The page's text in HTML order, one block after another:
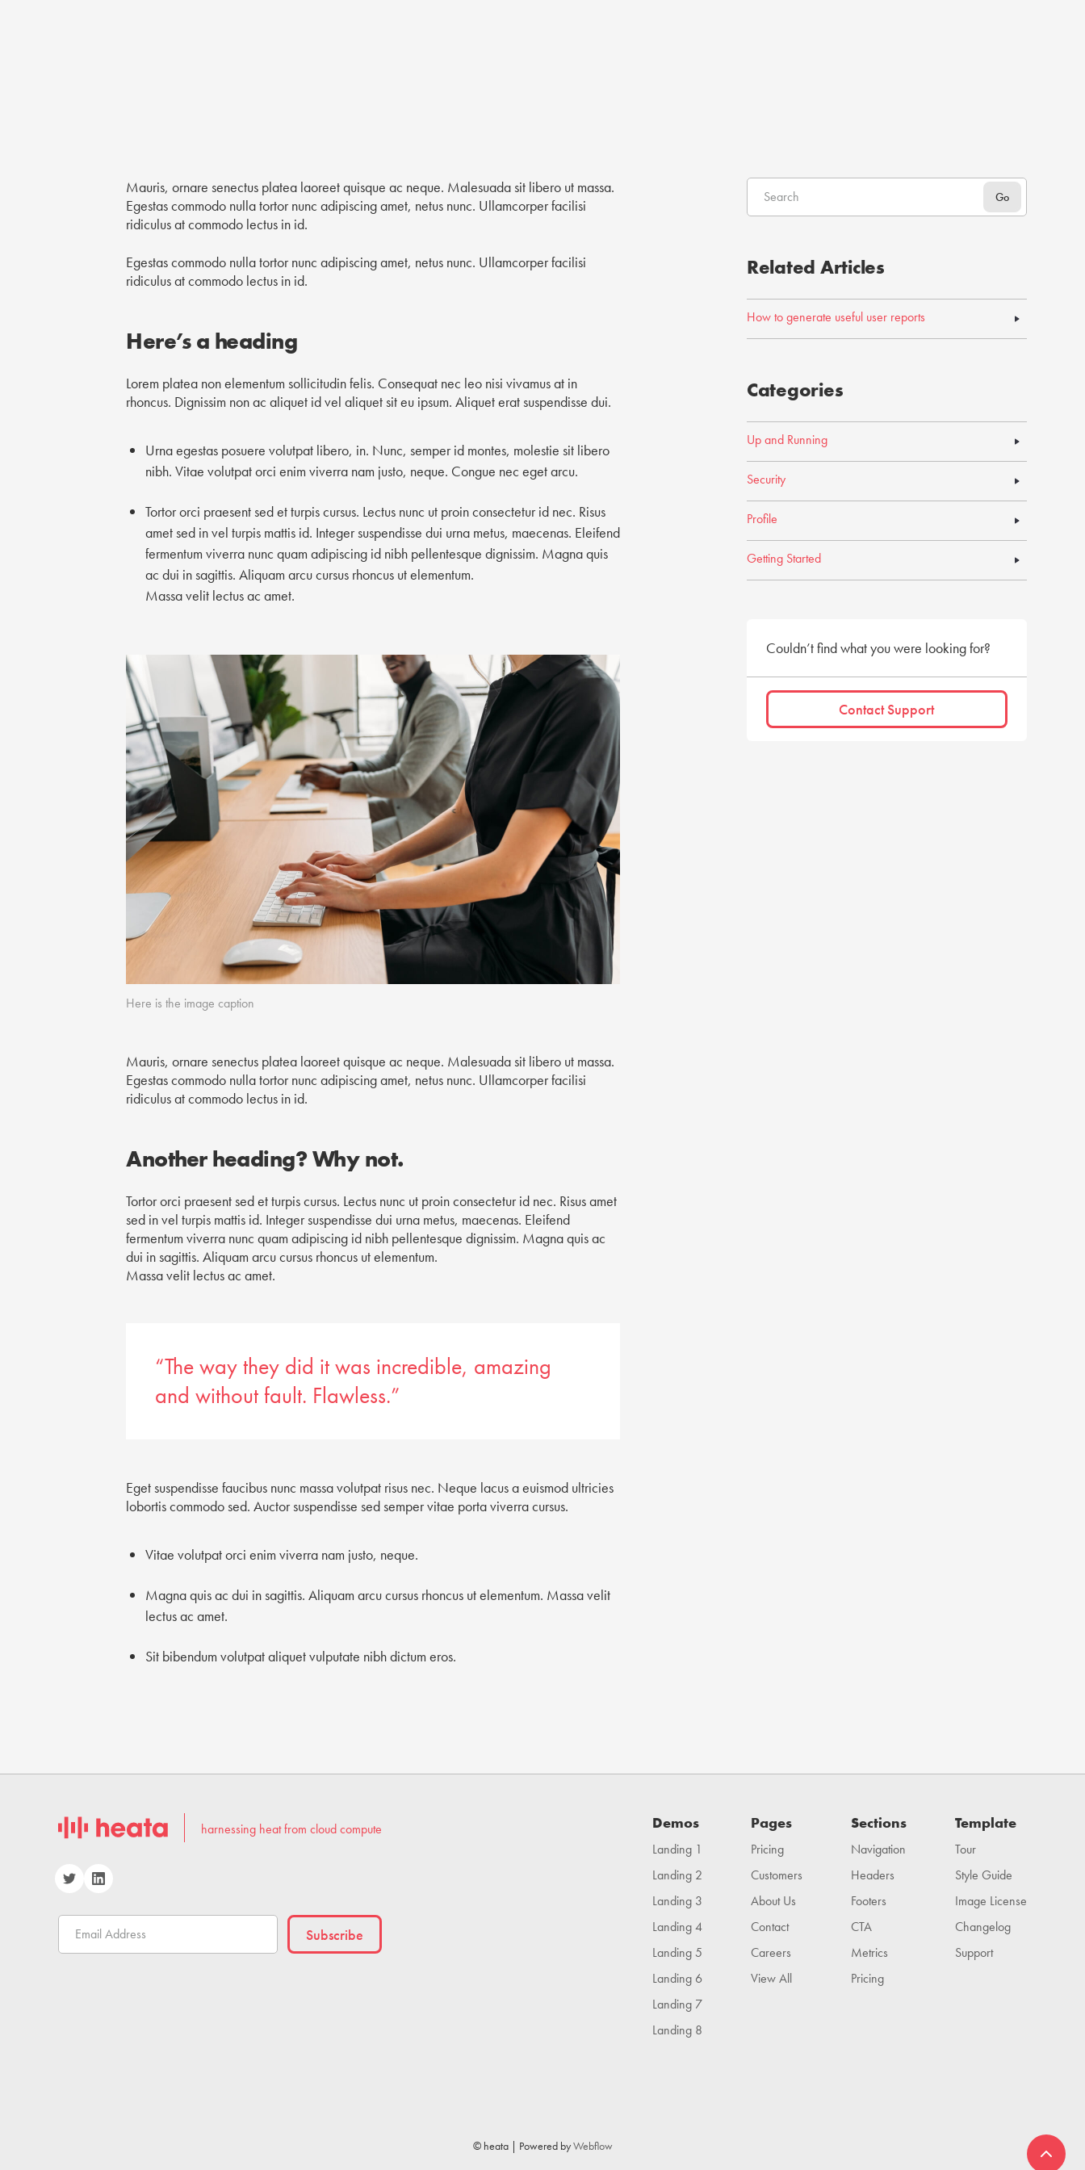
Mauris, ornare senectus platea laoreet quisque ac neque. Malesuada sit libero ut massa.
Egestas commodo nulla tortor nunc adipiscing amet, netus nunc. Ullamcorper facilisi
ridiculus at commodo lectus in id.
Egestas commodo nulla tortor nunc adipiscing amet, netus nunc. Ullamcorper facilisi
ridiculus at commodo lectus in id.
Here’s a heading
Lorem platea non elementum sollicitudin felis. Consequat nec leo nisi vivamus at in
rhoncus. Dignissim non ac aliquet id vel aliquet sit eu ipsum. Aliquet erat suspendisse dui.
Urna egestas posuere volutpat libero, in. Nunc, semper id montes, molestie sit libero
nibh. Vitae volutpat orci enim viverra nam justo, neque. Congue nec eget arcu.
Tortor orci praesent sed et turpis cursus. Lectus nunc ut proin consectetur id nec. Risus
amet sed in vel turpis mattis id. Integer suspendisse dui urna metus, maecenas. Eleifend
fermentum viverra nunc quam adipiscing id nibh pellentesque dignissim. Magna quis
ac dui in sagittis. Aliquam arcu cursus rhoncus ut elementum.
Massa velit lectus ac amet.
Here is the image caption
Mauris, ornare senectus platea laoreet quisque ac neque. Malesuada sit libero ut massa.
Egestas commodo nulla tortor nunc adipiscing amet, netus nunc. Ullamcorper facilisi
ridiculus at commodo lectus in id.
Another heading? Why not.
Tortor orci praesent sed et turpis cursus. Lectus nunc ut proin consectetur id nec. Risus amet
sed in vel turpis mattis id. Integer suspendisse dui urna metus, maecenas. Eleifend
fermentum viverra nunc quam adipiscing id nibh pellentesque dignissim. Magna quis ac
dui in sagittis. Aliquam arcu cursus rhoncus ut elementum.
Massa velit lectus ac amet.
“The way they did it was incredible, amazing
and without fault. Flawless.”
Eget suspendisse faucibus nunc massa volutpat risus nec. Neque lacus a euismod ultricies
lobortis commodo sed. Auctor suspendisse sed semper vitae porta viverra cursus.
Vitae volutpat orci enim viverra nam justo, neque.
Magna quis ac dui in sagittis. Aliquam arcu cursus rhoncus ut elementum. Massa velit
lectus ac amet.
Sit bibendum volutpat aliquet vulputate nibh dictum eros.
Related Articles
How to generate useful user reports
Categories
Up and Running
Security
Profile
Getting Started
Couldn’t find what you were looking for?
Contact Support
harnessing heat from cloud compute Demos
Landing 1
Landing 2
Landing 3
Landing 4
Landing 5
Landing 6
Landing 7
Landing 8
Pages
Pricing
Customers
About Us
Contact
Careers
View All
Sections
Navigation
Headers
Footers
CTA
Metrics
Pricing
Template
Tour
Style Guide
Image License
Changelog
Support
© heata | Powered byWebflow